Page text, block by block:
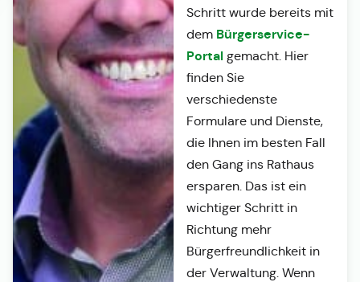
Schritt wurde bereits mit
dem Bürgerservice-
Portalgemacht. Hier
finden Sie
verschiedenste
Formulare und Dienste,
die Ihnen im besten Fall
den Gang ins Rathaus
ersparen. Das ist ein
wichtiger Schritt in
Richtung mehr
Bürgerfreundlichkeit in
der Verwaltung. Wenn